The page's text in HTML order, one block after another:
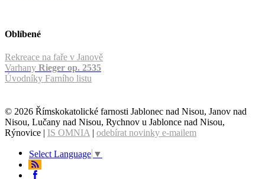
Oblíbené
Rekreace na faře v Janově
Varhany Rieger op. 2535
Úvodníky Farního listu
© 2026 Římskokatolické farnosti Jablonec nad Nisou, Janov nad
Nisou, Lučany nad Nisou, Rychnov u Jablonce nad Nisou,
Rýnovice | IS OMNIA | odebírat novinky e-mailem
Select Language ▼